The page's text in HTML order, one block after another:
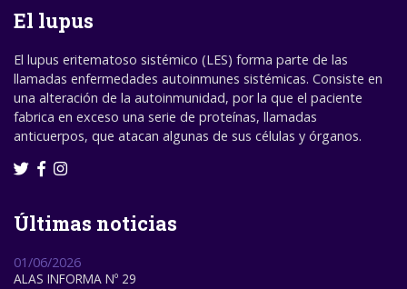
El lupus
El lupus eritematoso sistémico (LES) forma parte de las
llamadas enfermedades autoinmunes sistémicas. Consiste en
una alteración de la autoinmunidad, por la que el paciente
fabrica en exceso una serie de proteínas, llamadas
anticuerpos, que atacan algunas de sus células y órganos.
Últimas noticias
01/06/2026
ALAS INFORMA Nº 29